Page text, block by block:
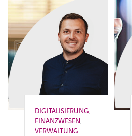
DIGITALISIERUNG
FINANZWESEN
VERWALTUNG